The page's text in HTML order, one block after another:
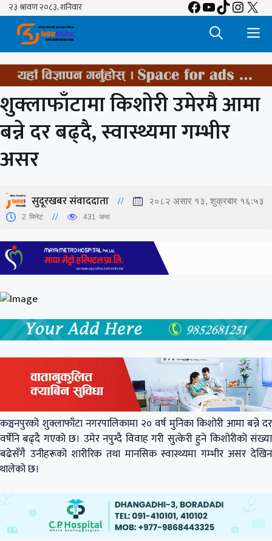
Skip
content
Facebook
YouTube
TikTok
X
शुक्लाफाँटामा किशोरी उमेरमै आमा
बन्ने दर बढ्दै, स्वास्थ्यमा गम्भीर
असर
सुदूरखबर संवाददाता २०८२ असार १३, शुक्रबार १६:५३
2 मिनेट 431 जना
कञ्चनपुरको शुक्लाफाँटा नगरपालिकामा २० वर्ष मुनिका किशोरी आमा बन्ने दर
वर्षेनि बढ्दै गएको छ। उमेर नपुग्दै विवाह गरी सुत्केरी हुने किशोरीको संख्या
बढेसँगै उनीहरूको शारीरिक तथा मानसिक स्वास्थ्यमा गम्भीर असर देखिन
थालेको छ।